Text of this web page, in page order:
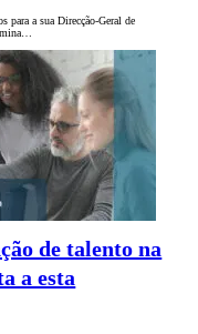
para a sua Direcção-Geral de
de talento na
a esta